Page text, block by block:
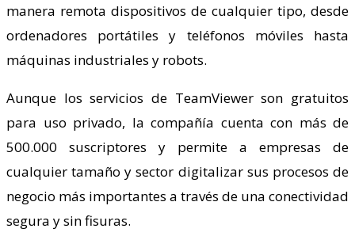
manera remota dispositivos de cualquier tipo, desde
ordenadores portátiles y teléfonos móviles hasta
máquinas industriales y robots.
Aunque los servicios de TeamViewer son gratuitos
para uso privado, la compañía cuenta con más de
500.000 suscriptores y permite a empresas de
cualquier tamaño y sector digitalizar sus procesos de
negocio más importantes a través de una conectividad
segura y sin fisuras.